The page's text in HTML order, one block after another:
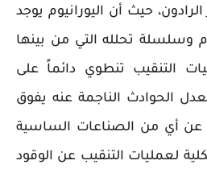
حيث أن اليورانيوم يوجد
وسلسلة تحلله التي من بينها
التنقيب تنطوي دائماً على
الحوادث الناجمة عنه يفوق
عن أي من الصناعات الساسية
لعمليات التنقيب عن الوقود